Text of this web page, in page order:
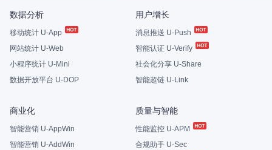
数据分析
移动统计 U-App
网站统计 U-Web
小程序统计 U-Mini
数据开放平台 U-DOP
用户增长
消息推送 U-Push
智能认证 U-Verify
社会化分享 U-Share
智能超链 U-Link
商业化
智能营销 U-AppWin
智能营销 U-AddWin
质量与智能
性能监控 U-APM
合规助手 U-Sec